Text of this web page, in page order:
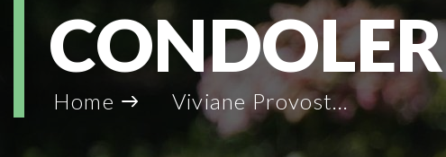
Home Viviane Provost_90602